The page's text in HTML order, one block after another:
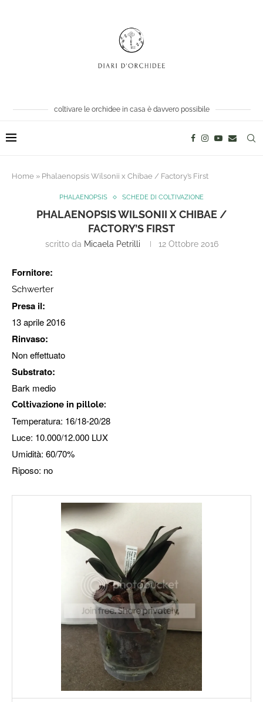
coltivare le orchidee in casa è davvero possibile
Home » Phalaenopsis Wilsonii x Chibae / Factory’s First
PHALAENOPSIS SCHEDE DI COLTIVAZIONE
PHALAENOPSIS WILSONII X CHIBAE /
FACTORY’S FIRST
scritto da Micaela Petrilli 12 Ottobre 2016
Fornitore:
Schwerter​
Presa il:
13 aprile 2016
Rinvaso:
Non effettuato
Substrato:
Bark medio
Coltivazione in pillole:
Temperatura: 16/18-20/28
Luce: 10.000/12.000 LUX
Umidità: 60/70%
Riposo: no